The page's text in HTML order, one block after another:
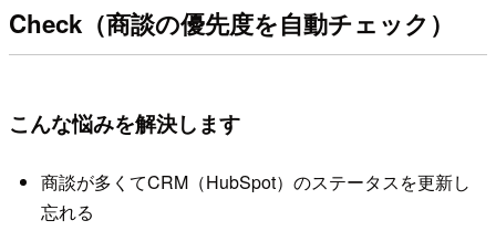
Check（商談の優先度を自動チェック）
こんな悩みを解決します
商談が多くてCRM（HubSpot）のステータスを更新し
忘れる